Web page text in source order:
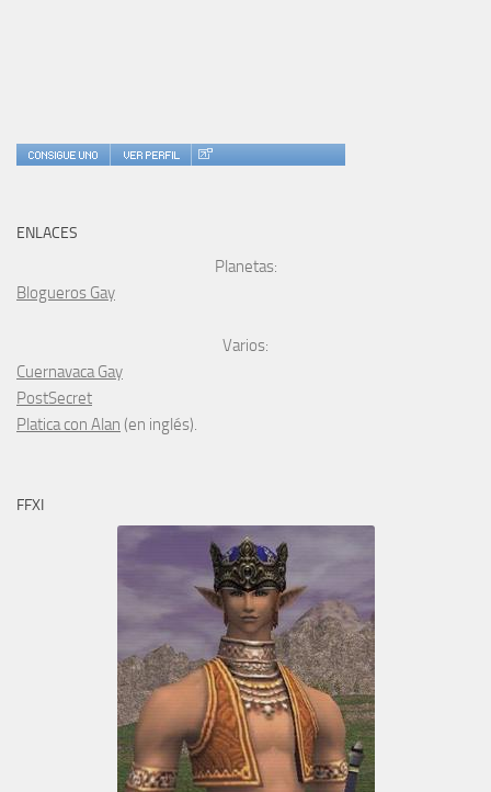
ENLACES
Planetas:
Blogueros Gay
Varios:
Cuernavaca Gay
PostSecret
Platica con Alan (en inglés).
FFXI